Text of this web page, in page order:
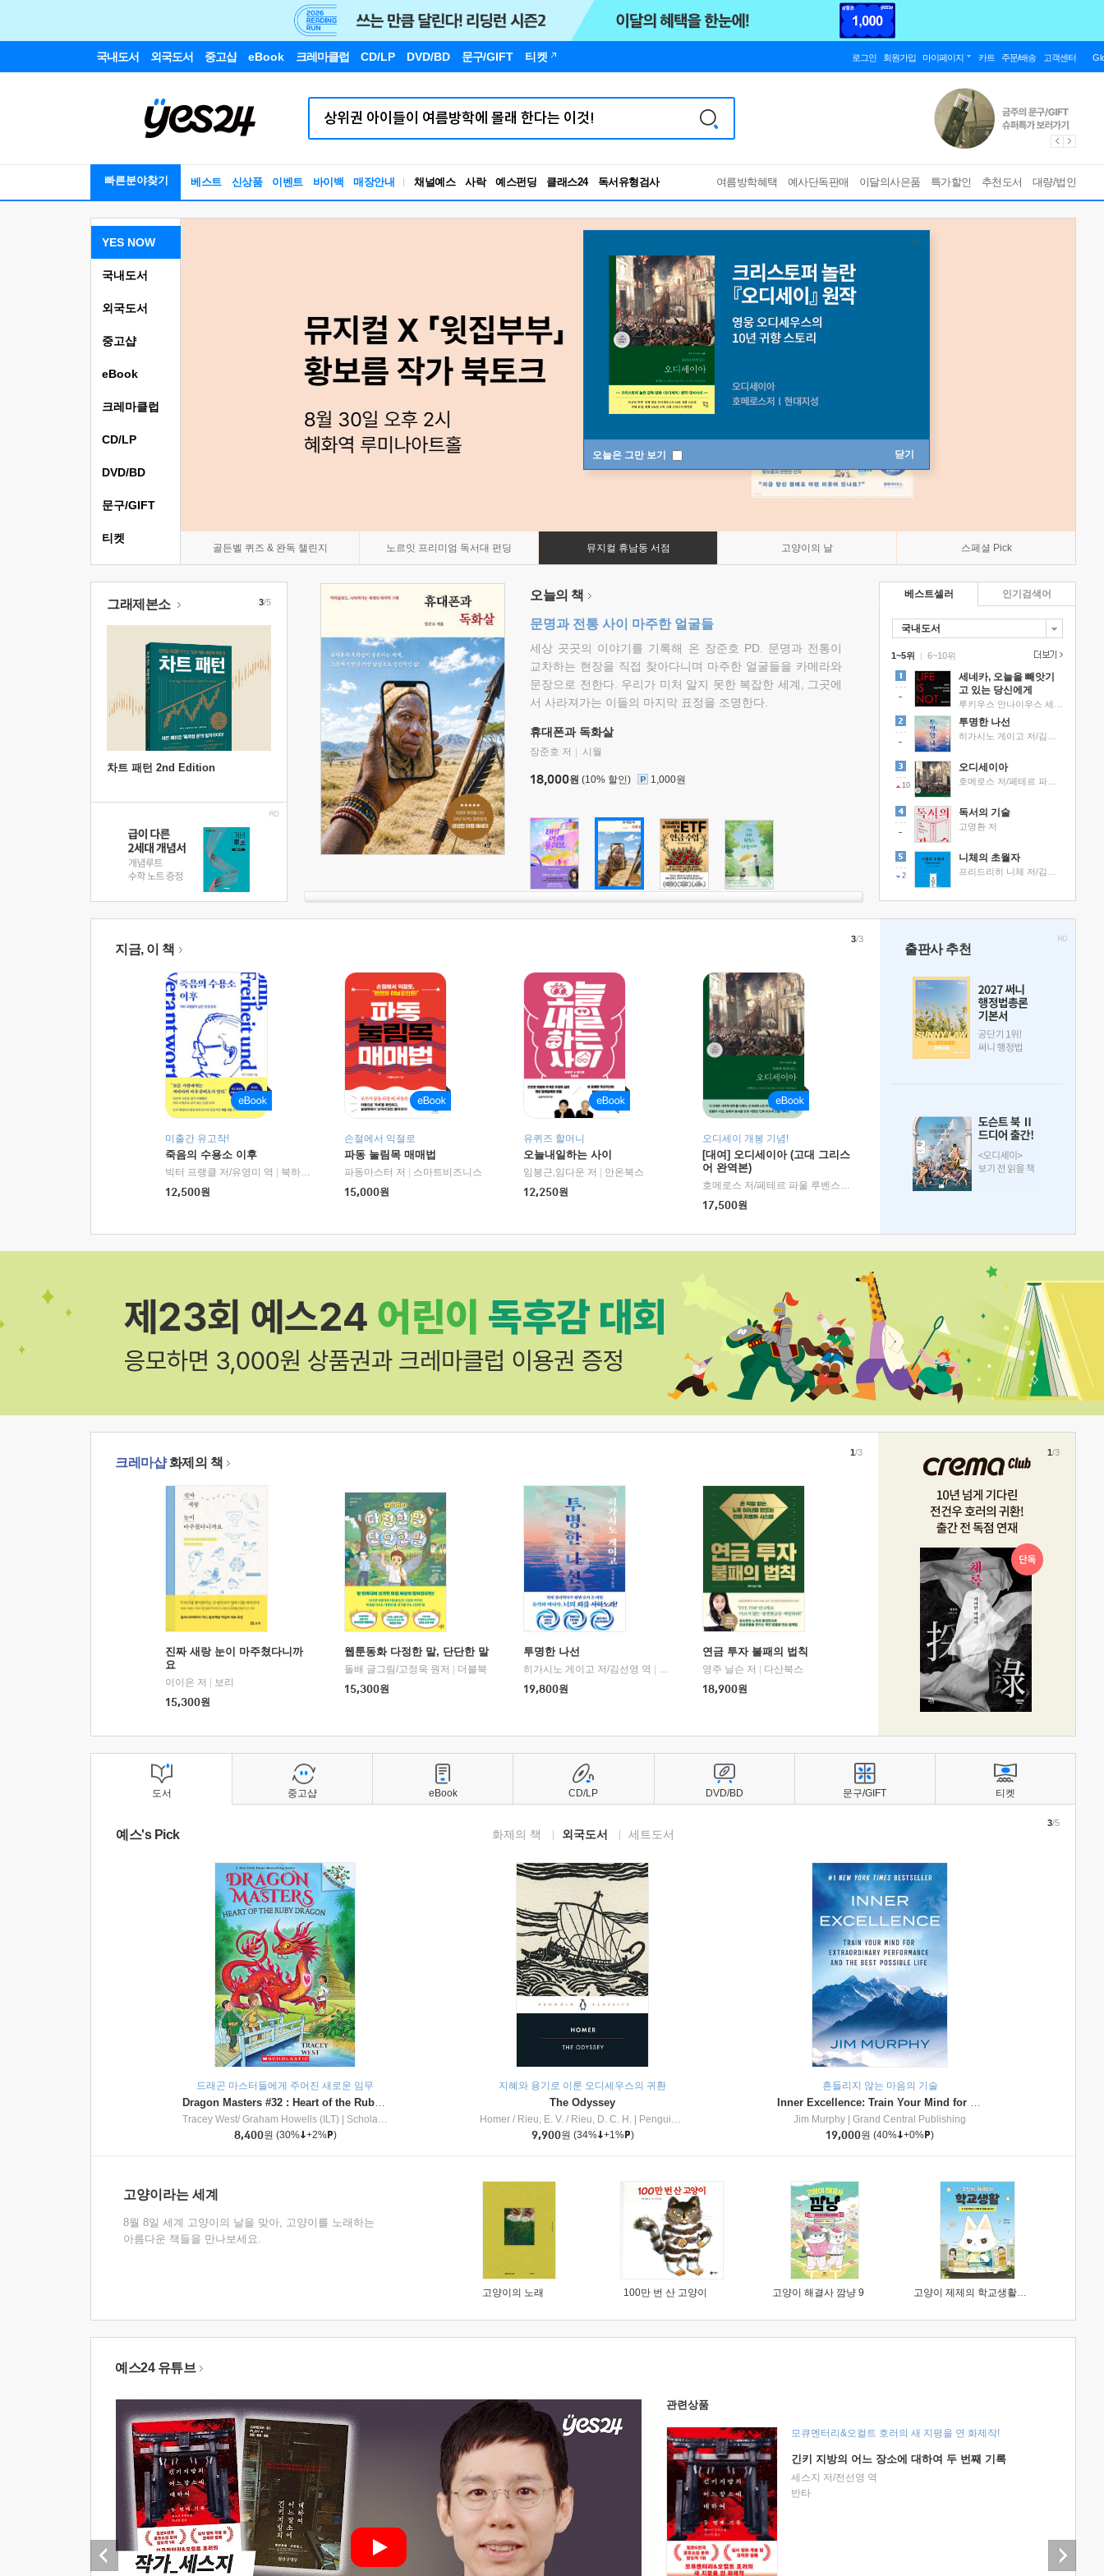
국내도서 외국도서 중고샵 eBook 크레마클럽 CD/LP DVD/BD 문구/GIFT 티켓 로그인 회원가입 마이페이지 카트 주문/배송 고객센터
빠른분야찾기 베스트 신상품 이벤트 바이백 매장안내 채널예스 사락 예스펀딩 클래스24
RBTI Lab
독서유형검사
여름방학혜택 예사단독판매 이달의사은품 특가할인 추천도서 대량/법인
오늘은 그만 보기 닫기
YES NOW
골든벨 퀴즈 & 완독 챌린지 노르잇 프리미엄 독서대 펀딩 뮤지컬 휴남동 서점 고양이의 날 스페셜 Pick
국내도서
외국도서
중고샵
eBook
크레마클럽
CD/LP
DVD/BD
문구/GIFT
티켓
그래제본소
차트 패턴 2nd Edition
3/5 오늘의 책
문명과 전통 사이 마주한 얼굴들
세상 곳곳의 이야기를 기록해 온 장준호 PD. 문명과 전통이
교차하는 현장을 직접 찾아다니며 마주한 얼굴들을 카메라와
문장으로 전한다. 우리가 미처 알지 못한 복잡한 세계, 그곳에
서 사라져가는 이들의 마지막 표정을 조명한다.
휴대폰과 독화살
장준호 저 시월
18,000원 (10% 할인) 1,000원
베스트셀러
국내도서
1~5위 |
세네카, 오늘을 빼앗기
고 있는 당신에게
투명한 나선
10
오디세이아
독서의 기술
고명환 저
2
니체의 초월자
6~10위
인기검색어
지금, 이 책
미출간 유고작!
죽음의 수용소 이후
빅터 프랭클 저/유영미 역
북하우스
12,500원
손절에서 익절로
파동 눌림목 매매법
파동마스터 저
스마트비즈니스
15,000원
유퀴즈 할머니
오늘내일하는 사이
임봉근,임다운 저
안온북스
12,250원
오디세이 개봉 기념!
[대여] 오디세이아 (고대 그리스
어 완역본)
호메로스 저/페테르 파울 루벤스 그림/박문재 역
현대지성
17,500원
3/3
출판사 추천
크레마샵화제의 책
진짜 새랑 눈이 마주쳤다니까
요
이이은 저
보리
15,300원
웹툰동화 다정한 말, 단단한 말
돌배 글그림/고정욱 원저
더블북
15,300원
투명한 나선
히가시노 게이고 저/김선영 역
북다
19,800원
연금 투자 불패의 법칙
영주 닐슨 저
다산북스
18,900원
1/3 1/3
도서
예스's Pick 화제의 책 외국도서 세트도서
드래곤 마스터들에게 주어진 새로운 임무
Dragon Masters #32 : Heart of the Ruby Dragon (A Branches Book)
Tracey West/ Graham Howells (ILT)
Scholastic Inc
8,400원 (30% +2% )
지혜와 용기로 이룬 오디세우스의 귀환
The Odyssey
Homer / Rieu, E. V. / Rieu, D. C. H.
Penguin Group
9,900원 (34% +1% )
흔들리지 않는 마음의 기술
Inner Excellence: Train Your Mind for Extraordinary Performance and the Best Possible Life
Jim Murphy
Grand Central Publishing
19,000원 (40% +0% )
3/5
고양이라는 세계
8월 8일 세계 고양이의 날을 맞아, 고양이를 노래하는
아름다운 책들을 만나보세요.
고양이의 노래 100만 번 산 고양이 고양이 해결사 깜냥 9 고양이 제제의 학교생활 1 : 초등학생이 이렇게 힘들 줄이야
중고샵 eBook CD/LP DVD/BD 문구/GIFT 티켓
예스24 유튜브
관련상품
모큐멘터리&오컬트 호러의 새 지평을 연 화제작!
긴키 지방의 어느 장소에 대하여 두 번째 기록
세스지 저/전선영 역
반타